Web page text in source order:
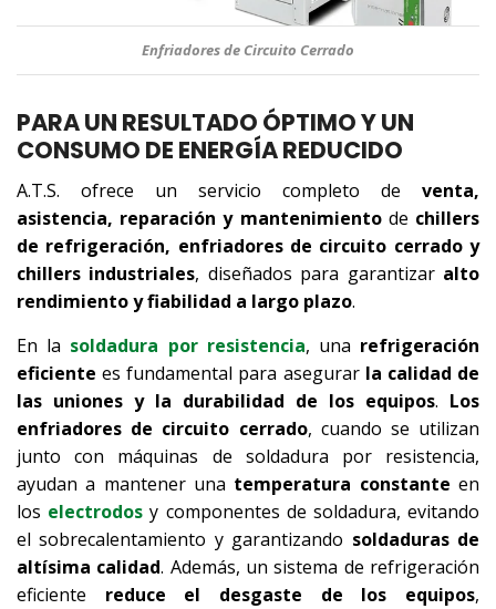
Enfriadores de Circuito Cerrado
PARA UN RESULTADO ÓPTIMO Y UN
CONSUMO DE ENERGÍA REDUCIDO
A.T.S. ofrece un servicio completo de venta,
asistencia, reparación y mantenimientode chillers
de refrigeración, enfriadores de circuito cerrado y
chillers industriales, diseñados para garantizar alto
rendimiento y fiabilidad a largo plazo.
En la soldadura por resistencia, una refrigeración
eficiente es fundamental para asegurar la calidad de
las uniones y la durabilidad de los equipos. Los
enfriadores de circuito cerrado, cuando se utilizan
junto con máquinas de soldadura por resistencia,
ayudan a mantener una temperatura constante en
los electrodos y componentes de soldadura, evitando
el sobrecalentamiento y garantizando soldaduras de
altísima calidad. Además, un sistema de refrigeración
eficiente reduce el desgaste de los equipos,